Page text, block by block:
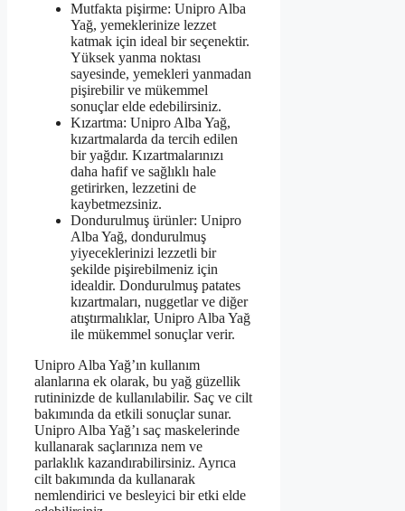
Mutfakta pişirme: Unipro Alba
Yağ, yemeklerinize lezzet
katmak için ideal bir seçenektir.
Yüksek yanma noktası
sayesinde, yemekleri yanmadan
pişirebilir ve mükemmel
sonuçlar elde edebilirsiniz.
Kızartma: Unipro Alba Yağ,
kızartmalarda da tercih edilen
bir yağdır. Kızartmalarınızı
daha hafif ve sağlıklı hale
getirirken, lezzetini de
kaybetmezsiniz.
Dondurulmuş ürünler: Unipro
Alba Yağ, dondurulmuş
yiyeceklerinizi lezzetli bir
şekilde pişirebilmeniz için
idealdir. Dondurulmuş patates
kızartmaları, nuggetlar ve diğer
atıştırmalıklar, Unipro Alba Yağ
ile mükemmel sonuçlar verir.
Unipro Alba Yağ’ın kullanım
alanlarına ek olarak, bu yağ güzellik
rutininizde de kullanılabilir. Saç ve cilt
bakımında da etkili sonuçlar sunar.
Unipro Alba Yağ’ı saç maskelerinde
kullanarak saçlarınıza nem ve
parlaklık kazandırabilirsiniz. Ayrıca
cilt bakımında da kullanarak
nemlendirici ve besleyici bir etki elde